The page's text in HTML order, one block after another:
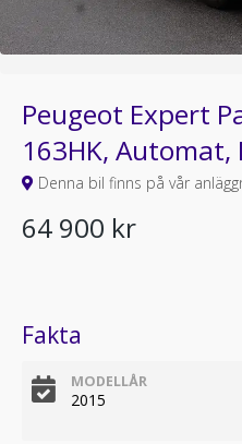
Peugeot Expert
163HK, Automat,
Denna bil finns på vår
64 900 kr
Fakta
MODELLÅR
2015